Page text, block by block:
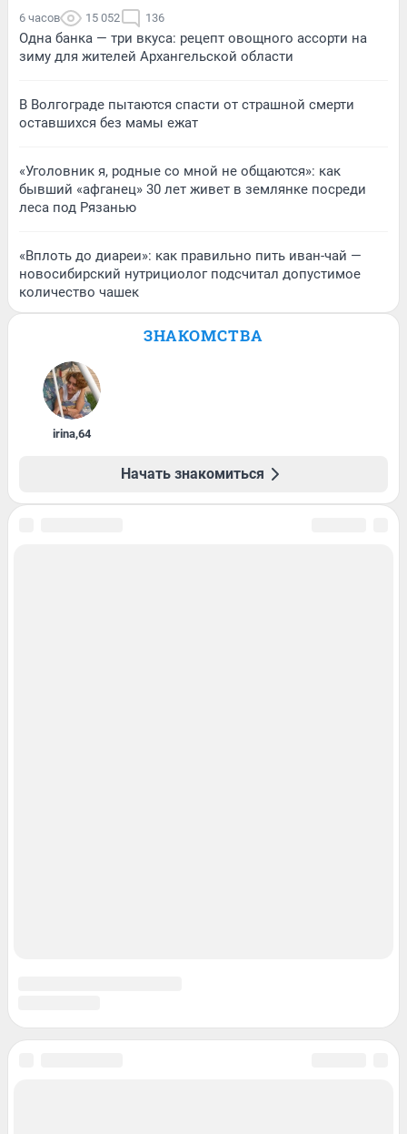
6 часов 15 052 136
Одна банка — три вкуса: рецепт овощного ассорти на
зиму для жителей Архангельской области
В Волгограде пытаются спасти от страшной смерти
оставшихся без мамы ежат
«Уголовник я, родные со мной не общаются»: как
бывший «афганец» 30 лет живет в землянке посреди
леса под Рязанью
«Вплоть до диареи»: как правильно пить иван-чай —
новосибирский нутрициолог подсчитал допустимое
количество чашек
ЗНАКОМСТВА
irina,64
Начать знакомиться